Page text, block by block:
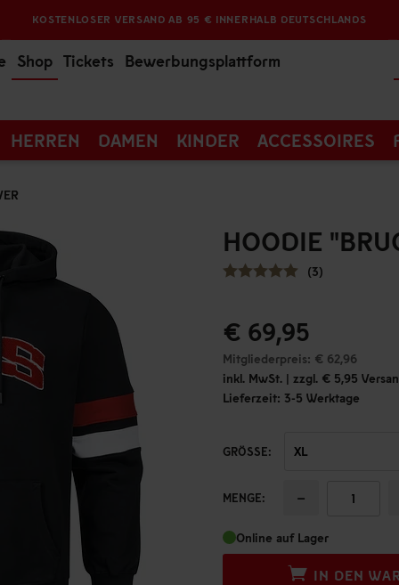
KOSTENLOSER VERSAND AB 95 € INNERHALB DEUTSCHLANDS
Shop Tickets Bewerbungsplattform
HERREN DAMEN KINDER ACCESSOIRES
HOODIE
(3)
€ 69,95
Mitgliederpreis: € 62,96
inkl. MwSt. | zzgl. € 5,95
Lieferzeit: 3-5 Werktage
GRÖSSE:
MENGE: −
Online auf Lager
IN DEN